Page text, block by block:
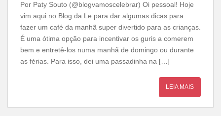
Por Paty Souto (@blogvamoscelebrar) Oi pessoal! Hoje
vim aqui no Blog da Le para dar algumas dicas para
fazer um café da manhã super divertido para as crianças.
É uma ótima opção para incentivar os guris a comerem
bem e entretê-los numa manhã de domingo ou durante
as férias. Para isso, dei uma passadinha na […]
LEIA MAIS